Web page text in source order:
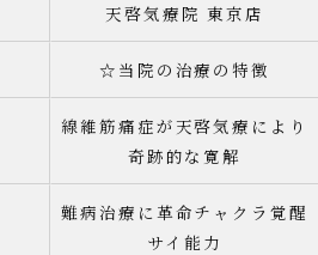
天啓気療院 東京店
☆当院の治療の特徴
線維筋痛症が天啓気療により
奇跡的な寛解
難病治療に革命チャクラ覚醒
サイ能力